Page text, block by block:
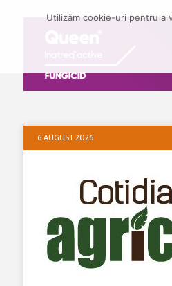
6 AUGUST 2026
Utilizăm cookie-uri pentru a